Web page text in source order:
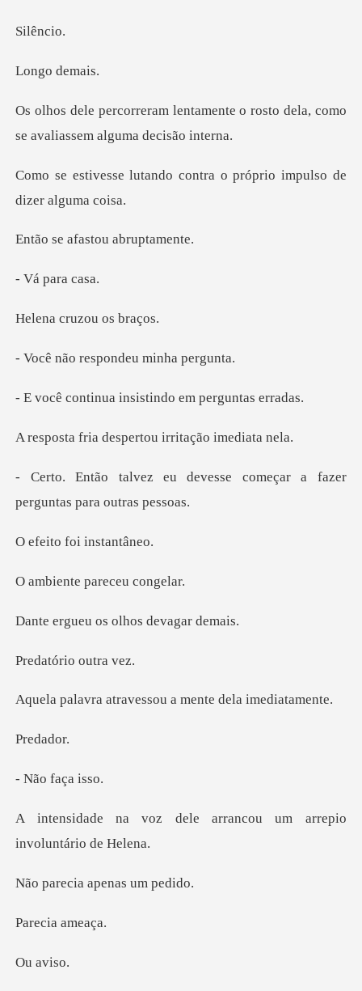
ênc
o de
mente o rosto dela, como
se ava
o contra o próprio impul
fastou abr
para
ruzou os
espondeu min
a insistindo em
despertou irrita
evesse começar a fazer
per
foi ins
e pareceu
os olhos de
rio out
ravessou a mente
dad
faça
le arrancou um arrepio
ia apenas
ia am
avi